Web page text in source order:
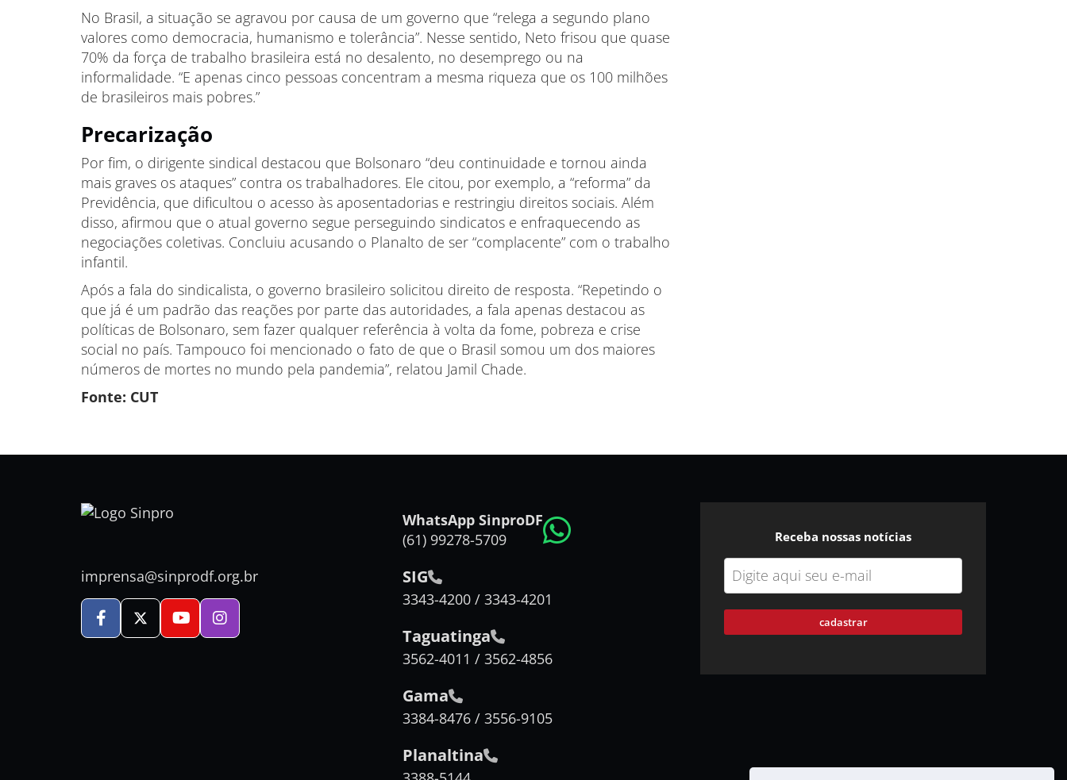
No Brasil, a situação se agravou por causa de um governo que “relega a segundo plano
valores como democracia, humanismo e tolerância”. Nesse sentido, Neto frisou que quase
70% da força de trabalho brasileira está no desalento, no desemprego ou na
informalidade. “E apenas cinco pessoas concentram a mesma riqueza que os 100 milhões
de brasileiros mais pobres.”
Precarização
Por fim, o dirigente sindical destacou que Bolsonaro “deu continuidade e tornou ainda
mais graves os ataques” contra os trabalhadores. Ele citou, por exemplo, a “reforma” da
Previdência, que dificultou o acesso às aposentadorias e restringiu direitos sociais. Além
disso, afirmou que o atual governo segue perseguindo sindicatos e enfraquecendo as
negociações coletivas. Concluiu acusando o Planalto de ser “complacente” com o trabalho
infantil.
Após a fala do sindicalista, o governo brasileiro solicitou direito de resposta. “Repetindo o
que já é um padrão das reações por parte das autoridades, a fala apenas destacou as
políticas de Bolsonaro, sem fazer qualquer referência à volta da fome, pobreza e crise
social no país. Tampouco foi mencionado o fato de que o Brasil somou um dos maiores
números de mortes no mundo pela pandemia”, relatou Jamil Chade.
Fonte: CUT
imprensa@sinprodf.org.br
WhatsApp SinproDF
(61) 99278-5709
SIG
3343-4200 / 3343-4201
Taguatinga
3562-4011 / 3562-4856
Gama
3384-8476 / 3556-9105
Planaltina
Receba nossas notícias
cadastrar